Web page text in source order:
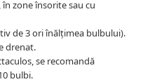
zone însorite sau cu
de 3 ori înălțimea bulbului).
drenat.
se recomandă
bulbi.